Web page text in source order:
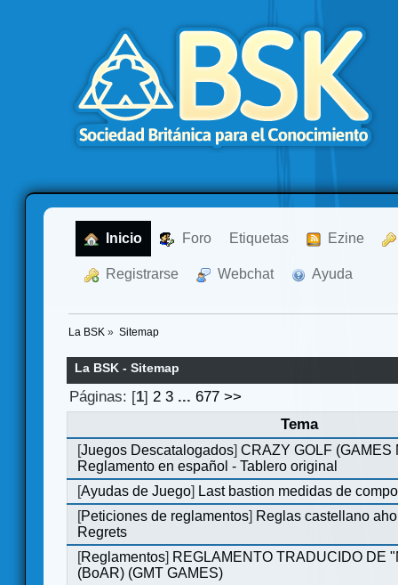
Inicio Foro Etiquetas Ezine
Registrarse Webchat Ayuda
La BSK » Sitemap
La BSK - Sitemap
Páginas: [1]2 3 ...677 >>
Tema
[Juegos Descatalogados]CRAZY GOLF (GAMES
Reglamento en español - Tablero original
[Ayudas de Juego] Last bastion medidas de
[Peticiones de reglamentos] Reglas castellano
Regrets
[Reglamentos] REGLAMENTO TRADUCIDO DE
(BoAR) (GMT GAMES)